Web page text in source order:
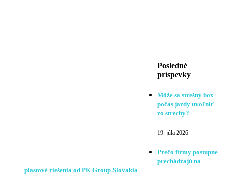
Posledné
príspevky
Môže sa strešný box
počas jazdy uvoľniť
zo strechy?
19. júla 2026
Prečo firmy postupne
prechádzajú na
plastové riešenia od PK Group Slovakia